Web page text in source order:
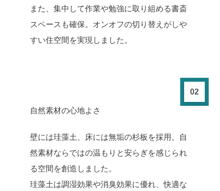
また、集中して作業や勉強に取り組める書斎
スペースも確保。オンオフの切り替えがしや
すい住空間を実現しました。
02
自然素材の心地よさ
壁には珪藻土、床には無垢の杉板を採用。自
然素材ならではの温もりと安らぎを感じられ
る空間を創造しました。
珪藻土は調湿効果や消臭効果に優れ、快適な